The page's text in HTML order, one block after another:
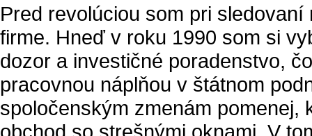
Pred revolúciou som pri
firme. Hneď v roku 1990 som si
dozor a investičné poradenstvo,
pracovnou náplňou v štátnom
spoločenským zmenám pomenej,